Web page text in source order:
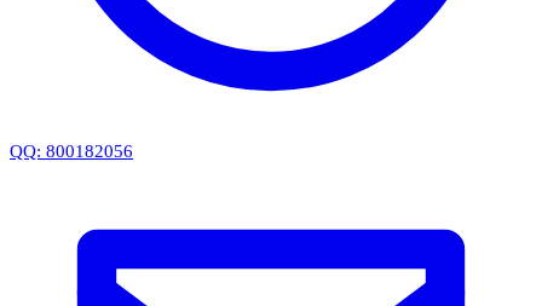
QQ: 800182056